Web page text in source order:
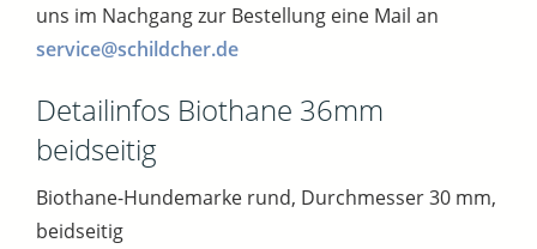
uns im Nachgang zur Bestellung eine Mail an
service@schildcher.de
Detailinfos Biothane 36mm
beidseitig
Biothane-Hundemarke rund, Durchmesser 30 mm,
beidseitig